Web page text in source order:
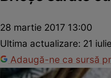
Mâncăruri rapideRețete cu
28 martie 2017 13:00
Ultima actualizare: 21
Adaugă-ne ca sursă